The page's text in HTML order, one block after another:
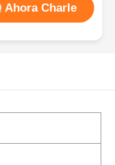
Ahora Charle